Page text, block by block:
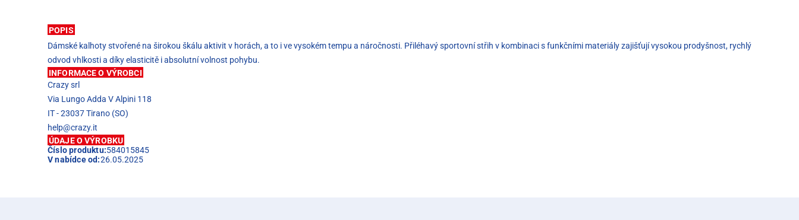
POPIS
Dámské kalhoty stvořené na širokou škálu aktivit v horách, a to i ve vysokém tempu a náročnosti. Přiléhavý sportovní střih v kombinaci s funkčními materiály zajišťují vysokou prodyšnost, rychlý
odvod vhlkosti a díky elasticitě i absolutní volnost pohybu.
INFORMACE O VÝROBCI
Crazy srl
Via Lungo Adda V Alpini 118
IT - 23037 Tirano (SO)
help@crazy.it
ÚDAJE O VÝROBKU
Číslo produktu:584015845
V nabídce od:26.05.2025